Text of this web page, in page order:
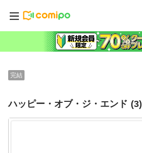
完結
ハッピー・オブ・ジ・エンド (3)